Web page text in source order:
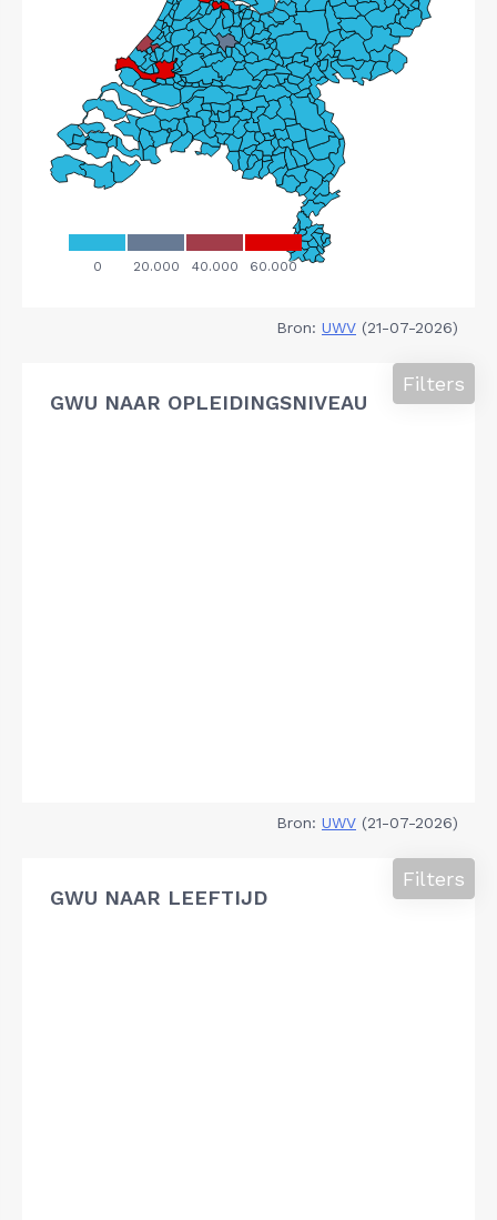
Bron: UWV (21-07-2026)
GWU NAAR OPLEIDINGSNIVEAU
Filters
Bron: UWV (21-07-2026)
GWU NAAR LEEFTIJD
Filters